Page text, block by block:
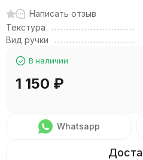
Написать отзыв
Текстура
Вид ручки
В наличии
1 150 ₽
Whatsapp